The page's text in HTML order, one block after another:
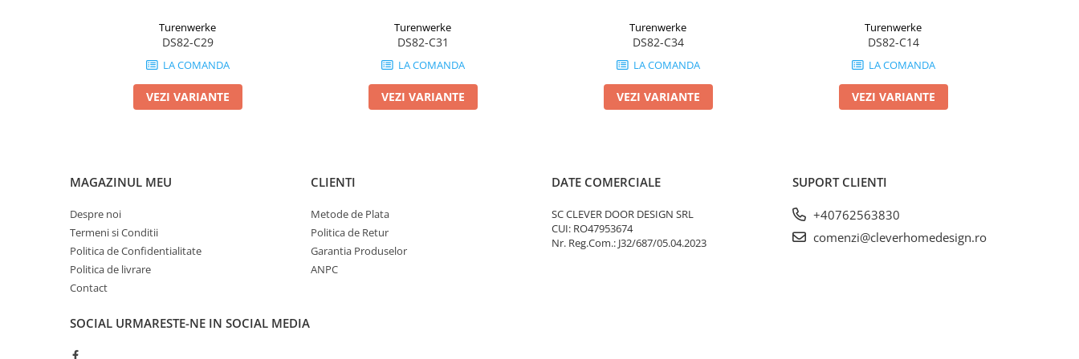
Turenwerke
DS82-C29
LA COMANDA
VEZI VARIANTE
Turenwerke
DS82-C31
LA COMANDA
VEZI VARIANTE
Turenwerke
DS82-C34
LA COMANDA
VEZI VARIANTE
Turenwerke
DS82-C14
LA COMANDA
VEZI VARIANTE
MAGAZINUL MEU
Despre noi
Termeni si Conditii
Politica de Confidentialitate
Politica de livrare
Contact
CLIENTI
Metode de Plata
Politica de Retur
Garantia Produselor
ANPC
DATE COMERCIALE
SC CLEVER DOOR DESIGN SRL
CUI: RO47953674
Nr. Reg.Com.: J32/687/05.04.2023
SUPORT CLIENTI
+40762563830
comenzi@cleverhomedesign.ro
SOCIAL URMARESTE-NE IN SOCIAL MEDIA